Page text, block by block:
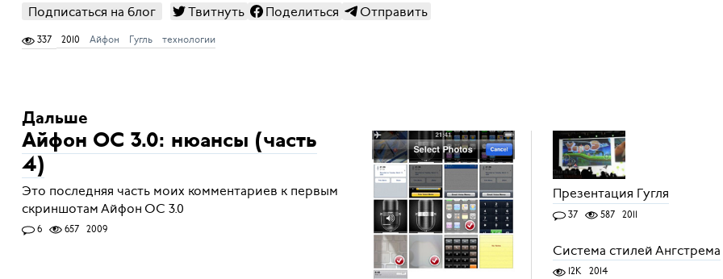
Подписаться на блог Твитнуть Поделиться Отправить
337 2010 Айфон Гугль технологии
Дальше
Айфон ОС 3.0: нюансы (часть
4)
Это последняя часть моих комментариев к первым
скриншотам Айфон ОС 3.0
6 657 2009
Презентация Гугля
37 587 2011
Система стилей Ангстрема
12K 2014